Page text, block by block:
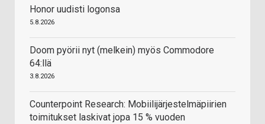
Honor uudisti logonsa
5.8.2026
Doom pyörii nyt (melkein) myös Commodore
64:llä
3.8.2026
Counterpoint Research: Mobiilijärjestelmäpiirien
toimitukset laskivat jopa 15 % vuoden